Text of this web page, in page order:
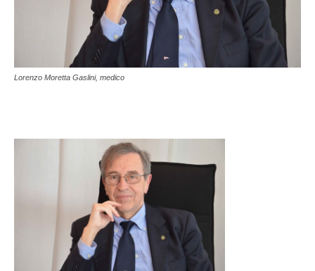
Lorenzo Moretta Gaslini, medico